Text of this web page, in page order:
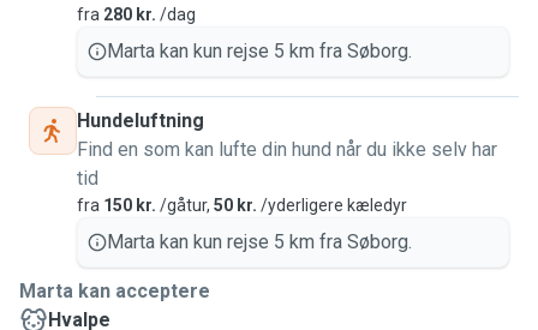
fra 280 kr. /dag
Marta kan kun rejse 5 km fra Søborg.
Hundeluftning
Find en som kan lufte din hund når du ikke selv har
tid
fra 150 kr. /gåtur, 50 kr. /yderligere kæledyr
Marta kan kun rejse 5 km fra Søborg.
Marta kan acceptere
Hvalpe